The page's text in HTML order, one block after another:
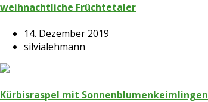
weihnachtliche Früchtetaler
14. Dezember 2019
silvialehmann
Kürbisraspel mit Sonnenblumenkeimlingen